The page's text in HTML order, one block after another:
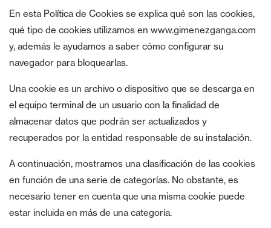
En esta Política de Cookies se explica qué son las cookies,
qué tipo de cookies utilizamos en www.gimenezganga.com
y, además le ayudamos a saber cómo configurar su
navegador para bloquearlas.
Una cookie es un archivo o dispositivo que se descarga en
el equipo terminal de un usuario con la finalidad de
almacenar datos que podrán ser actualizados y
recuperados por la entidad responsable de su instalación.
A continuación, mostramos una clasificación de las cookies
en función de una serie de categorías. No obstante, es
necesario tener en cuenta que una misma cookie puede
estar incluida en más de una categoría.